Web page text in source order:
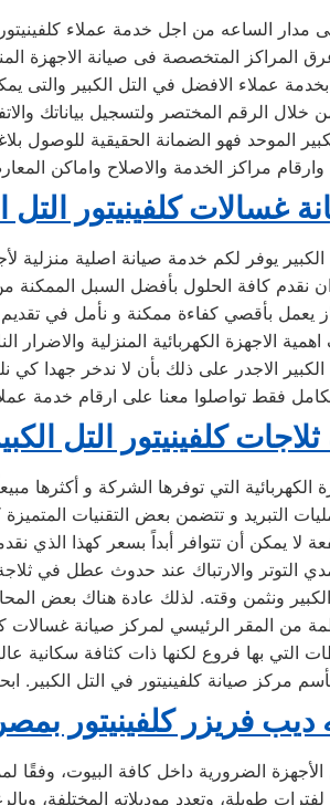
مدار الساعه من اجل خدمة عملاء كلفينيتور
المراكز المتخصصة فى صيانة الاجهزة
عملاء الافضل في التل الكبير والتى
خلال الرقم المختصر ولتسجيل بياناتك
الموحد فهو الضمانة الحقيقية للوصول
مراكز الخدمة والاصلاح واماكن
غسالات كلفينيتور التل
الكبير يوفر لكم خدمة صيانة اصلية منزلية
نقدم كافة الحلول بأفضل السبل الممكنة
يعمل بأقصي كفاءة ممكنة و نأمل في
الاجهزة الكهربائية المنزلية والاضرار
الاجدر على ذلك بأن لا ندخر جهدا كي
فقط تواصلوا معنا على ارقام خدمة
كلفينيتور التل
لا يمكن أن تتوافر أبداً بسعر كهذا الذي
مركز صيانة كلفينيتور في التل
ديب فريزر كلفينيتور بمصر